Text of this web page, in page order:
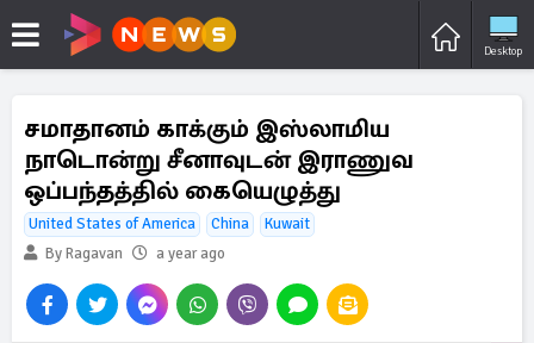
Desktop
சமாதானம் காக்கும் இஸ்லாமிய
நாடொன்று சீனாவுடன் இராணுவ
ஒப்பந்தத்தில் கையெழுத்து
United States of America China
Kuwait
By Ragavan
a year ago